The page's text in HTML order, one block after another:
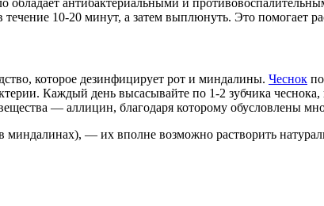
обладает антибактериальными и
10-20 минут, а затем выплюнуть. Это помогает
которое дезинфицирует рот и миндалины. Чеснок
Каждый день высасывайте по 1-2 зубчика
— аллицин, благодаря которому обусловлены
миндалинах), — их вполне возможно растворить